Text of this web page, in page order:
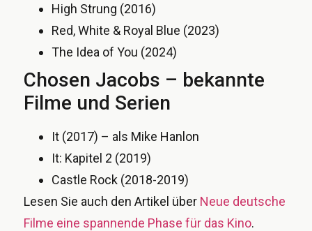
High Strung (2016)
Red, White & Royal Blue (2023)
The Idea of You (2024)
Chosen Jacobs – bekannte
Filme und Serien
It (2017) – als Mike Hanlon
It: Kapitel 2 (2019)
Castle Rock (2018-2019)
Lesen Sie auch den Artikel über Neue deutsche
Filme eine spannende Phase für das Kino.